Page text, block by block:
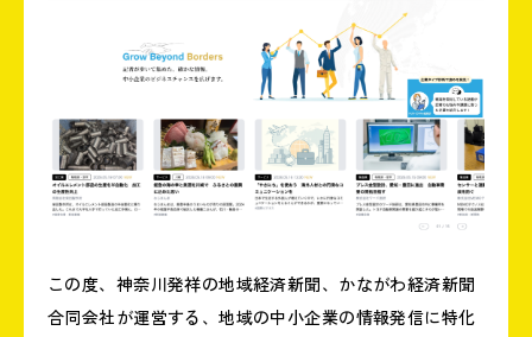
この度、神奈川発祥の地域経済新聞、かながわ経済新聞
合同会社が運営する、地域の中小企業の情報発信に特化